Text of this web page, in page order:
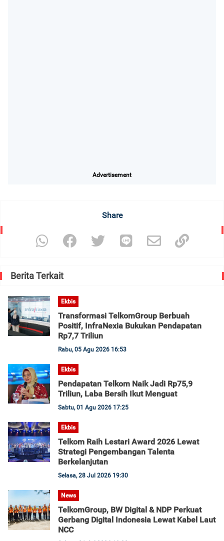
Advertisement
Share
Berita Terkait
Ekbis
Transformasi TelkomGroup Berbuah
Positif, InfraNexia Bukukan Pendapatan
Rp7,7 Triliun
Rabu, 05 Agu 2026 16:53
Ekbis
Pendapatan Telkom Naik Jadi Rp75,9
Triliun, Laba Bersih Ikut Menguat
Sabtu, 01 Agu 2026 17:25
Ekbis
Telkom Raih Lestari Award 2026 Lewat
Strategi Pengembangan Talenta
Berkelanjutan
Selasa, 28 Jul 2026 19:30
News
TelkomGroup, BW Digital & NDP Perkuat
Gerbang Digital Indonesia Lewat Kabel Laut
NCC